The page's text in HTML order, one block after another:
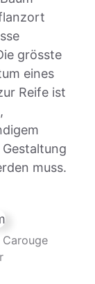
grösste
eines
Reife ist
muss.